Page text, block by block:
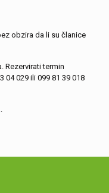
obzira da li su članice
Rezervirati termin
04 029 ili 099 81 39 018